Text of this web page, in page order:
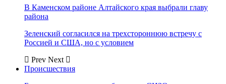
В Каменском районе Алтайского края выбрали главу
района
Зеленский согласился на трехстороннюю встречу с
Россией и США, но с условием
Prev Next
Происшествия